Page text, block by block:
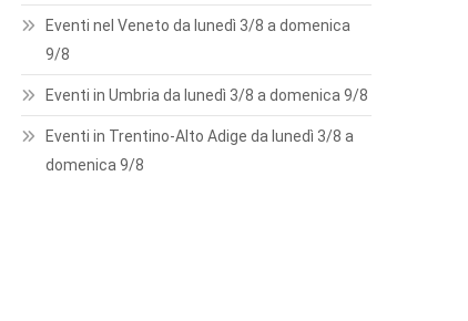
Eventi nel Veneto da lunedì 3/8 a domenica
9/8
Eventi in Umbria da lunedì 3/8 a domenica 9/8
Eventi in Trentino-Alto Adige da lunedì 3/8 a
domenica 9/8